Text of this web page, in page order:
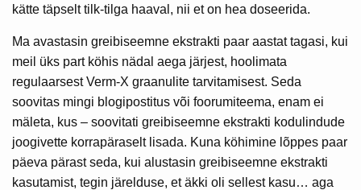
kätte täpselt tilk-tilga haaval, nii et on hea doseerida.
Ma avastasin greibiseemne ekstrakti paar aastat tagasi, kui
meil üks part köhis nädal aega järjest, hoolimata
regulaarsest Verm-X graanulite tarvitamisest. Seda
soovitas mingi blogipostitus või foorumiteema, enam ei
mäleta, kus – soovitati greibiseemne ekstrakti kodulindude
joogivette korrapäraselt lisada. Kuna köhimine lõppes paar
päeva pärast seda, kui alustasin greibiseemne ekstrakti
kasutamist, tegin järelduse, et äkki oli sellest kasu… aga